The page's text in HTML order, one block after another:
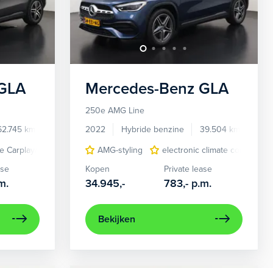
achterklep elektrisch glazen panorama-dak
navigatiesysteem
km
Carplay/Android Auto comfortstoel(en)
elektrisch glazen
Mercedes-Benz GLA
250e AMG Line
2022
Hybride benzine 39.504 km
AMG-styling
electronic climate controle
Kopen
34.945,-
Private lease
783,- p.m.
Bekijken